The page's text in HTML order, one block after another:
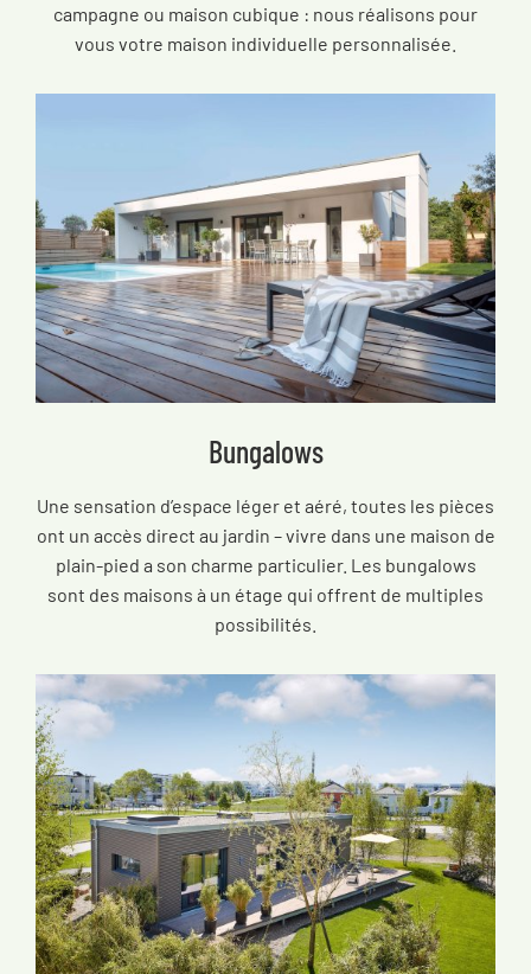
campagne ou maison cubique : nous réalisons pour
vous votre maison individuelle personnalisée.
Bungalows
Une sensation d’espace léger et aéré, toutes les pièces
ont un accès direct au jardin – vivre dans une maison de
plain-pied a son charme particulier. Les bungalows
sont des maisons à un étage qui offrent de multiples
possibilités.